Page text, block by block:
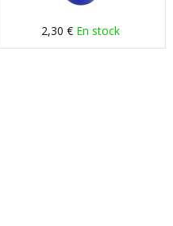
2,30 € En stock